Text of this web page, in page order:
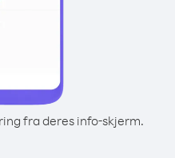
fra deres info-skjerm.